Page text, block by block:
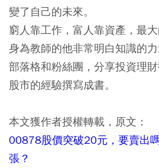
變了自己的未來。
窮人靠工作，富人靠資產，最大
身為教師的他非常明白知識的
部落格和粉絲團，分享投資理
股市的經驗撰寫成書。
本文獲作者授權轉載，原文：
00878股價突破20元，要賣出
張？